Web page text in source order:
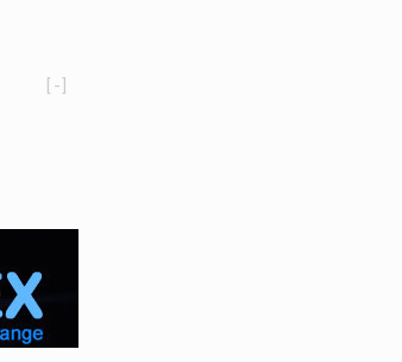
[-]